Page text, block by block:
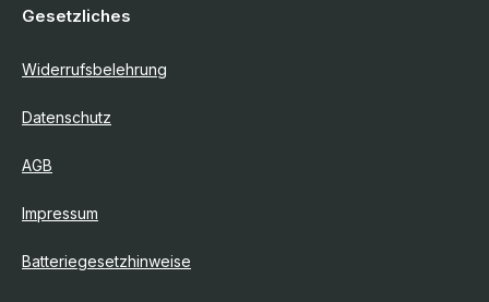
Gesetzliches
Widerrufsbelehrung
Datenschutz
AGB
Impressum
Batteriegesetzhinweise